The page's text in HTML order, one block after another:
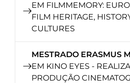
EM FILMMEMORY:
FILM HERITAGE,
CULTURES
MESTRADO ERASMUS
EM KINO EYES -
PRODUÇÃO